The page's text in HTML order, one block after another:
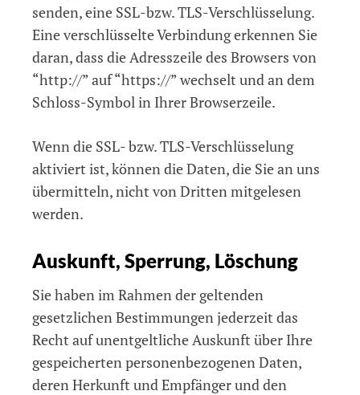
senden, eine SSL-bzw. TLS-Verschlüsselung.
Eine verschlüsselte Verbindung erkennen Sie
daran, dass die Adresszeile des Browsers von
“http://” auf “https://” wechselt und an dem
Schloss-Symbol in Ihrer Browserzeile.
Wenn die SSL- bzw. TLS-Verschlüsselung
aktiviert ist, können die Daten, die Sie an uns
übermitteln, nicht von Dritten mitgelesen
werden.
Auskunft, Sperrung, Löschung
Sie haben im Rahmen der geltenden
gesetzlichen Bestimmungen jederzeit das
Recht auf unentgeltliche Auskunft über Ihre
gespeicherten personenbezogenen Daten,
deren Herkunft und Empfänger und den